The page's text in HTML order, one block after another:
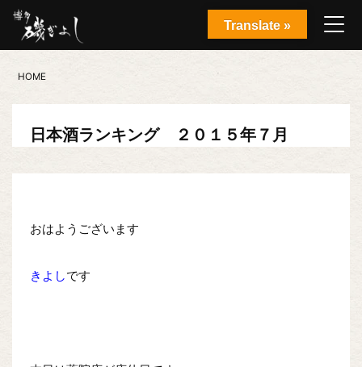
HOME
日本酒ランキング ２０１５年７月
おはようございます
きよしです
Translate »